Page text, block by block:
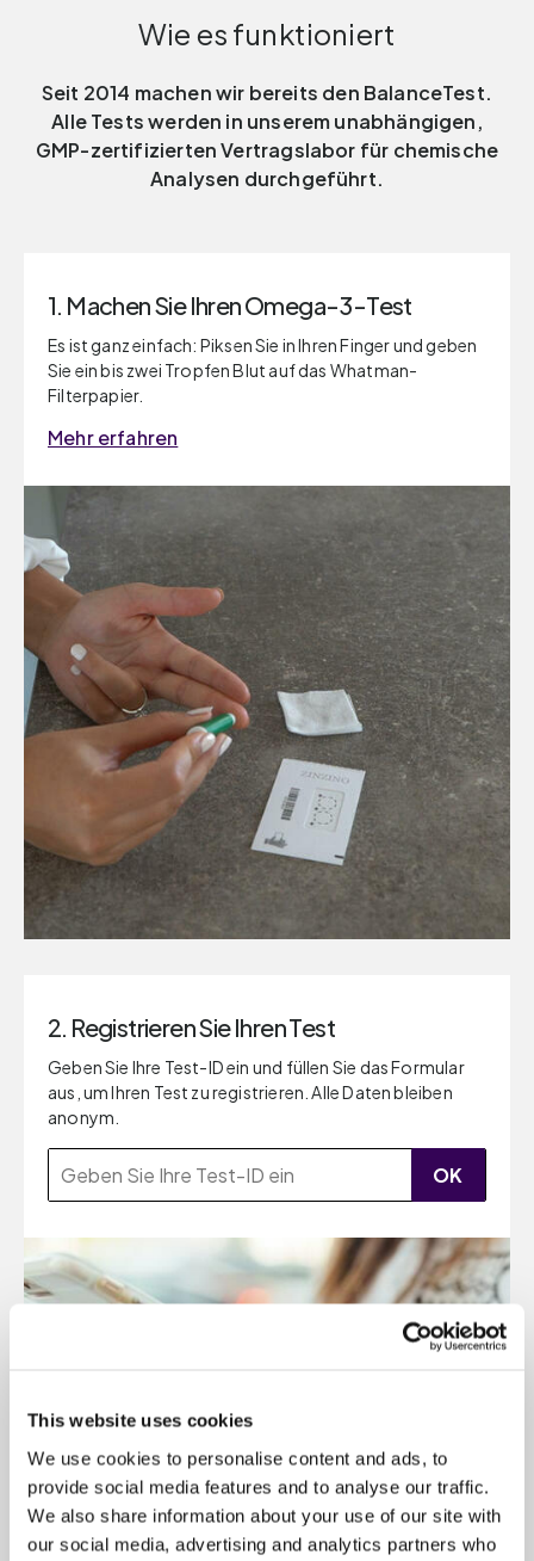
This website uses cookies
We use cookies to personalise content and ads, to
provide social media features and to analyse our traffic.
We also share information about your use of our site with
our social media, advertising and analytics partners who
Wie es funktioniert
Seit 2014 machen wir bereits den BalanceTest.
Alle Tests werden in unserem unabhängigen,
GMP-zertifizierten Vertragslabor für chemische
Analysen durchgeführt.
1. Machen Sie Ihren Omega-3-Test
Es ist ganz einfach: Piksen Sie in Ihren Finger und geben
Sie ein bis zwei Tropfen Blut auf das Whatman-
Filterpapier.
Mehr erfahren
2. Registrieren Sie Ihren Test
Geben Sie Ihre Test-ID ein und füllen Sie das Formular
aus, um Ihren Test zu registrieren. Alle Daten bleiben
anonym.
OK